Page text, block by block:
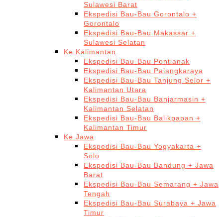
Sulawesi Barat
Ekspedisi Bau-Bau Gorontalo +
Gorontalo
Ekspedisi Bau-Bau Makassar +
Sulawesi Selatan
Ke Kalimantan
Ekspedisi Bau-Bau Pontianak
Ekspedisi Bau-Bau Palangkaraya
Ekspedisi Bau-Bau Tanjung Selor +
Kalimantan Utara
Ekspedisi Bau-Bau Banjarmasin +
Kalimantan Selatan
Ekspedisi Bau-Bau Balikpapan +
Kalimantan Timur
Ke Jawa
Ekspedisi Bau-Bau Yogyakarta +
Solo
Ekspedisi Bau-Bau Bandung + Jawa
Barat
Ekspedisi Bau-Bau Semarang + Jawa
Tengah
Ekspedisi Bau-Bau Surabaya + Jawa
Timur